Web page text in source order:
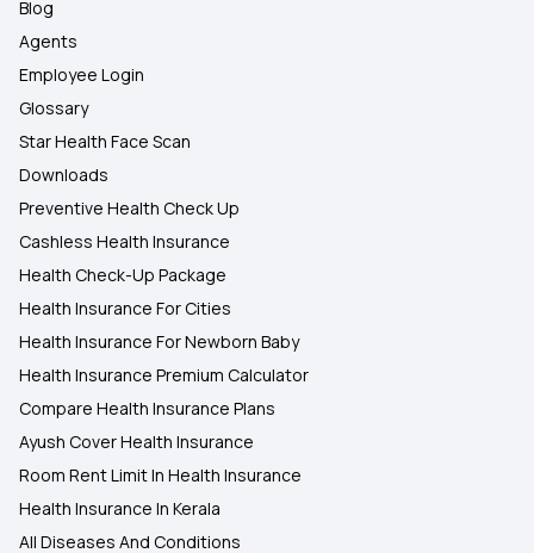
Blog
Agents
Employee Login
Glossary
Star Health Face Scan
Downloads
Preventive Health Check Up
Cashless Health Insurance
Health Check-Up Package
Health Insurance For Cities
Health Insurance For Newborn Baby
Health Insurance Premium Calculator
Compare Health Insurance Plans
Ayush Cover Health Insurance
Room Rent Limit In Health Insurance
Health Insurance In Kerala
All Diseases And Conditions